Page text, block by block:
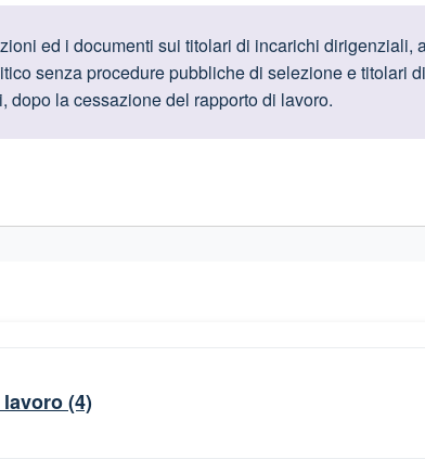
ed i documenti sui titolari di incarichi
senza procedure pubbliche di selezione e titolari
la cessazione del rapporto di lavoro.
(4)